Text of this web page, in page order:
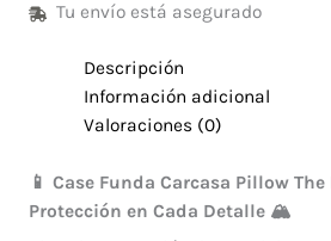
Tu envío está asegurado
Descripción
Información adicional
Valoraciones (0)
📱 Case Funda Carcasa Pillow
Protección en Cada Detalle 🏔️